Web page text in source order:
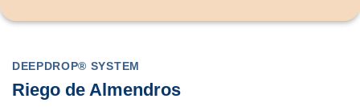
DEEPDROP® SYSTEM
Riego de Almendros